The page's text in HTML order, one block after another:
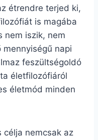
étrendre terjed ki,
is magába
nem iszik, nem
napi
feszültségoldó
életfilozófiáról
életmód minden
célja nemcsak az